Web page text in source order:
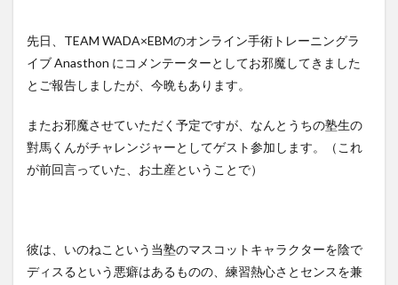
先日、TEAM WADA×EBMのオンライン手術トレーニングラ
イブ Anasthon にコメンテーターとしてお邪魔してきました
とご報告しましたが、今晩もあります。
またお邪魔させていただく予定ですが、なんとうちの塾生の
對馬くんがチャレンジャーとしてゲスト参加します。（これ
が前回言っていた、お土産ということで）
彼は、いのねこという当塾のマスコットキャラクターを陰で
ディスるという悪癖はあるものの、練習熱心さとセンスを兼